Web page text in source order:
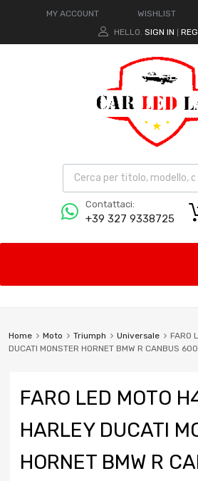
MY ACCOUNT WISHLIST
HELLO. SIGN IN
Contattaci:
+39 327 9338725
Home Moto Triumph Universale
FARO
DUCATI MONSTER HORNET BMW R CANBUS
FARO LED MOTO
HARLEY DUCATI
HORNET BMW R